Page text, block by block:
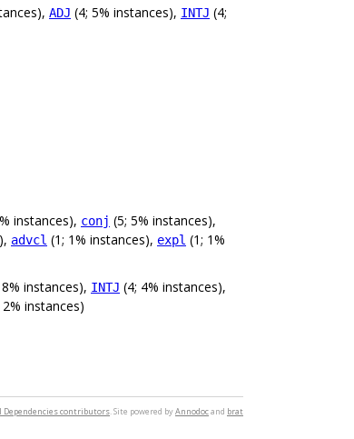
ADJ (4; 5% instances), INTJ (4;
instances), conj (5; 5% instances),
advcl (1; 1% instances), expl (1; 1%
instances), INTJ (4; 4% instances),
2% instances)
Dependencies contributors. Site powered byAnnodocand brat